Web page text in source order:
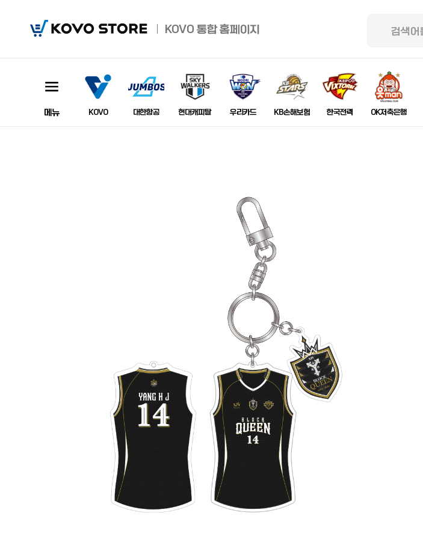
KOVO
KOVO통합 홈페이지
이미지
KOVO 대한항공 현대캐피탈 우리카드 KB손해보험 한국전력 OK저축은행